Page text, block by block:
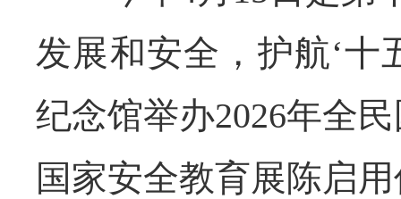
发展和安全，护航‘十
纪念馆举办2026年全
国家安全教育展陈启